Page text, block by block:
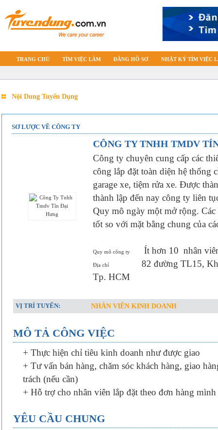
TRANG CHỦ TÌM VIỆC LÀM ĐĂNG HỒ SƠ NHẬT KÝ TÌM VIỆC
Nội Dung Tuyển Dụng
SƠ LƯỢC VỀ CÔNG TY
CÔNG TY TNHH TMDV
Công ty chuyên cung cấp các
công lắp đặt toàn diện hệ thống
garage xe, tiệm rửa xe. Được
thành lập đến nay công ty liên
Quy mô ngày một mở rộng.
tốt so với mặt bằng chung của
Quy mô công ty Ít hơn 10 nhân
Địa chỉ
82 đường TL15,
Tp. HCM
VỊ TRÍ TUYỂN: NHÂN VIÊN KINH DOANH
MÔ TẢ CÔNG VIỆC
+ Thực hiện chỉ tiêu kinh doanh như được giao
+ Tư vấn bán hàng, chăm sóc khách hàng, giao
trách (nếu cần)
+ Hỗ trợ cho nhân viên lắp đặt theo đơn hàng
YÊU CẦU CHUNG